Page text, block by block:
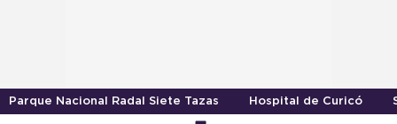
Parque Nacional Radal Siete Tazas Hospital de Curicó